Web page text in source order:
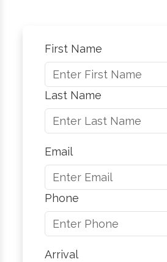
First Name
Last Name
Email
Phone
Arrival